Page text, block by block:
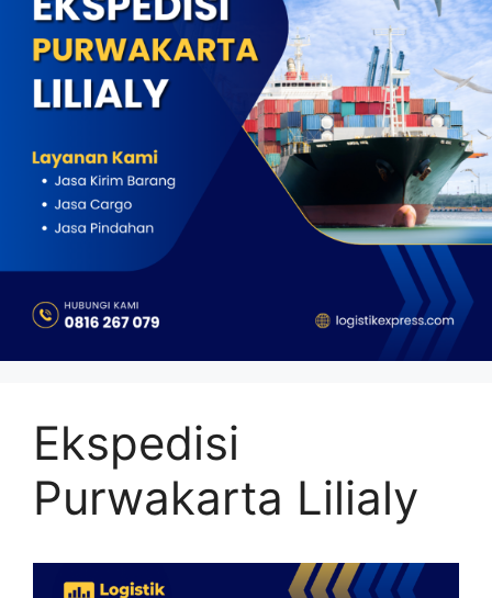
Ekspedisi
Purwakarta Lilialy